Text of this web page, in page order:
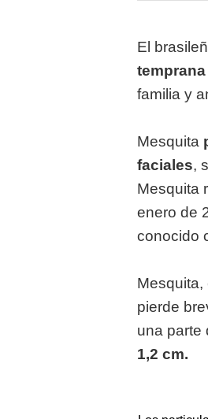
El
familia y
Mesquita
faciales,
Mesquita
enero de
conocido
Mesquita,
pierde
una parte
1,2 cm.